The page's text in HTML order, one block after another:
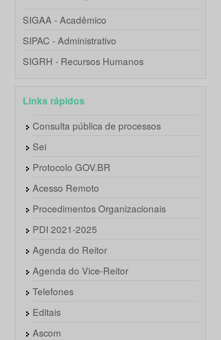
SIGAA - Acadêmico
SIPAC - Administrativo
SIGRH - Recursos Humanos
Links rápidos
Consulta pública de processos
Sei
Protocolo GOV.BR
Acesso Remoto
Procedimentos Organizacionais
PDI 2021-2025
Agenda do Reitor
Agenda do Vice-Reitor
Telefones
Editais
Ascom